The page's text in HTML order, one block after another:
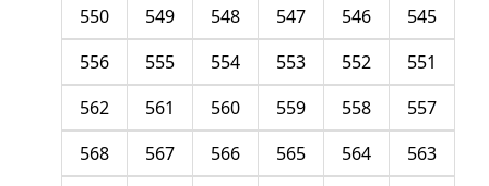
545
546
547
548
549
550
551
552
553
554
555
556
557
558
559
560
561
562
563
564
565
566
567
568